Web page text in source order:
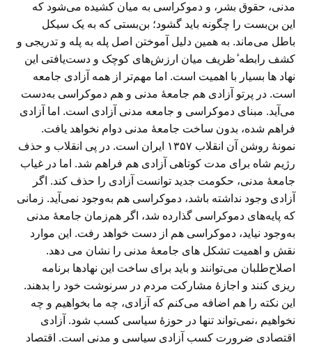
مدنی، حقوق بشر، و دموکراسی به میان کشیده می‌شود که
این بن‌بست را چگونه باید گشود؛ بن‌بستی که به یک سیکل
باطل می‌ماند. به همین دلیل آموختن اصل پله به پله و تدریجی و
کشف رابطه ٔظریف میان ارزش‌های کوچک و دست‌یافتی این
نهاد ها بسیار با اهمیت است. اما مهم‌تر از همه آزادی جامعه
است. در پرتو آزادی هم جامعهٔ مدنی و هم دموکراسی به‌دست
می‌آید. مبنای دموکراسی و جامعه مدنی آزادی است. اما آزادی
فراهم شده، بدون ساخت جامعهٔ مدنی دوام نخواهد یافت.
نمونهٔ روشن آن انقلاب ۱۳۵۷ ایران است. در پی انقلاب و حذف
رژیم شاه برای مدت کوتاهی آزادی هم فراهم شد. اما در غیاب
جامعهٔ مدنی، حکومت جدید توانست آزادی را حذف کند. اگر
آزادی وجود نداشته باشد، دموکراسی هم به‌وجود نمی‌آید. زمانی
که پایه‌های دموکراسی گذارده شد، اگر هم‌زمان جامعهٔ مدنی
به‌وجود نیاید، دموکراسی هم از دست خواهد رفت. این موارد
نقش و اهمیت تشکل های جامعهٔ مدنی را نشان می دهد.
اصلاح‌طلبان می‌توانند و باید برای ساخت این نهادها برنامه
ریزی کنند و اجازهٔ مشارکت مردم در سرنوشت خود را بدهند.
این نکته را هم اضافه می‌کنم که آزادی، چه ما بخواهیم و چه
نخواهیم ،نمی‌تواند تنها در حوزهٔ سیاسی کسب شود. آزادی
اقتصادی ضرورت کسب آزادی سیاسی و مدنی است. اقتصاد